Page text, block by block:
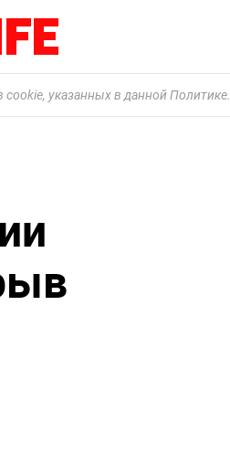
указанных в данной Политике.